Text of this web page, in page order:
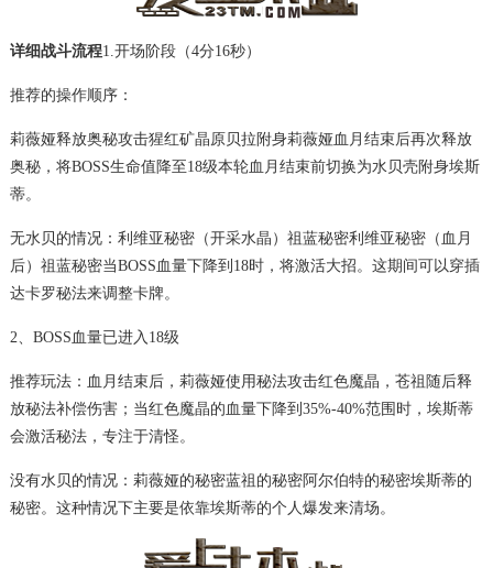
详细战斗流程1.开场阶段（4分16秒）
推荐的操作顺序：
莉薇娅释放奥秘攻击猩红矿晶原贝拉附身莉薇娅血月结束后再次释放
奥秘，将BOSS生命值降至18级本轮血月结束前切换为水贝壳附身埃斯
蒂。
无水贝的情况：利维亚秘密（开采水晶）祖蓝秘密利维亚秘密（血月
后）祖蓝秘密当BOSS血量下降到18时，将激活大招。这期间可以穿插
达卡罗秘法来调整卡牌。
2、BOSS血量已进入18级
推荐玩法：血月结束后，莉薇娅使用秘法攻击红色魔晶，苍祖随后释
放秘法补偿伤害；当红色魔晶的血量下降到35%-40%范围时，埃斯蒂
会激活秘法，专注于清怪。
没有水贝的情况：莉薇娅的秘密蓝祖的秘密阿尔伯特的秘密埃斯蒂的
秘密。这种情况下主要是依靠埃斯蒂的个人爆发来清场。